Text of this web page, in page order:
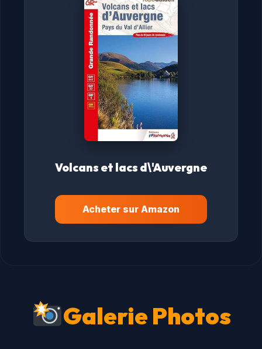
Volcans et lacs d\'Auvergne
Acheter sur Amazon
Galerie Photos